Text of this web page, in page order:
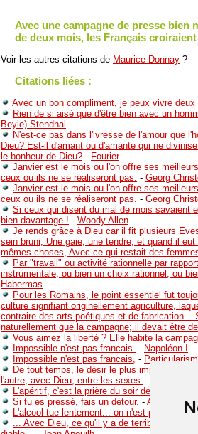
Avec une campagne de presse bien
de deux mois, les Français
Voir les autres citations de Maurice Donnay ?
Citations liées :
Avec un bon compliment, je peux vivre deux
Rien de si aisé que d'être bien avec un
Beyle) Stendhal
N'est-ce pas dans l'ivresse de l'amour que
Dieu? Est-il d'amant ou d'amante qui ne
le bonheur de Dieu? - Fourier
Janvier est le mois ou l'on offre ses
ceux ou ils ne se réaliseront pas. - Georg
Janvier est le mois ou l'on offre ses
ceux ou ils ne se réaliseront pas. - Georg
Si ceux qui disent du mal de mois savaient
bien davantage ! - Woody Allen
Je rends grâce à Dieu car il fit plusieurs
sein bruni, Une gaie, une tendre, et quand il
mêmes choses, Avec ce qui restait des
Par "travail" ou activité rationnelle par
instrumentale, ou bien un choix rationnel, ou
Habermas
Pour les Romains, le point essentiel fut
culture signifiant originellement agriculture,
contraire des arts poétiques et de
naturellement que la campagne; il devait être
Vous aimez la liberté ? Elle habite la
Impossible n'est pas francais. - Napoléon I
Impossible n'est pas francais, -
De tout temps, le désir le plus important a
l'autre, avec Dieu, entre les sexes. -
L'apéritif, c'est la prière du soir des Français.
Si tu es pressé, fais un détour. - Anonyme
L'alcool tue lentement... on n'est pas
... Avec Dieu, ce qu'il y a de terrible, c'est